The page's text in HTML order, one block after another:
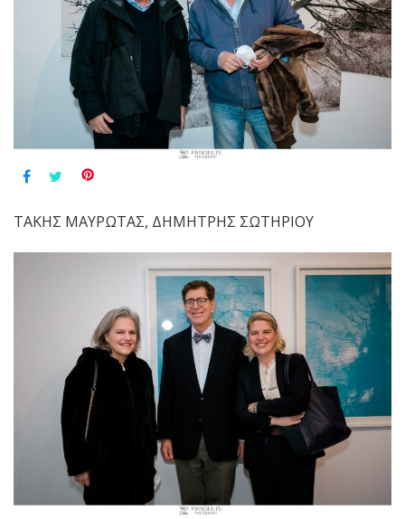
ΤΑΚΗΣ ΜΑΥΡΩΤΑΣ, ΔΗΜΗΤΡΗΣ ΣΩΤΗΡΙΟΥ